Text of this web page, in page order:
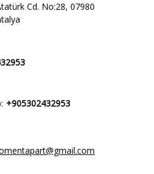
Cd. No:28, 07980
+905302432953